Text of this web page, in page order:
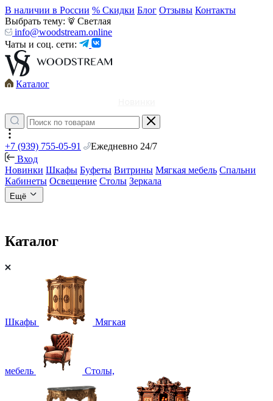
В наличии в России % Скидки Блог Отзывы Контакты
Выбрать тему:
Светлая
info@woodstream.online
Чаты и соц. сети:
Каталог
+7 (939) 755-05-91
Ежедневно 24/7
Вход
Новинки Шкафы Буфеты Витрины Мягкая мебель Спальни
Кабинеты Освещение Столы Зеркала
Ещё
Каталог
Шкафы Мягкая
мебель Столы,